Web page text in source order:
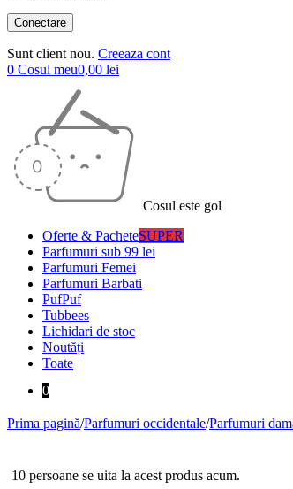
Sunt client nou. Creeaza cont
0 Cosul meu0,00 lei
Cosul este gol
Oferte & PacheteSUPER
Parfumuri sub 99 lei
Parfumuri Femei
Parfumuri Barbati
PufPuf
Tubbees
Lichidari de stoc
Noutăți
Toate
0
Prima pagină/Parfumuri occidentale/Parfumuri
10 persoane se uita la acest produs acum.